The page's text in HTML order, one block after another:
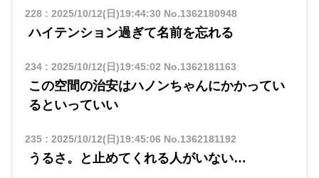
228: 2025/10/12(日)19:44:30 No.1362180948
ハイテンション過ぎて名前を忘れる
234: 2025/10/12(日)19:45:02 No.1362181163
この空間の治安はハノンちゃんにかかってい
るといっていい
235: 2025/10/12(日)19:45:06 No.1362181192
うるさ。と止めてくれる人がいない…